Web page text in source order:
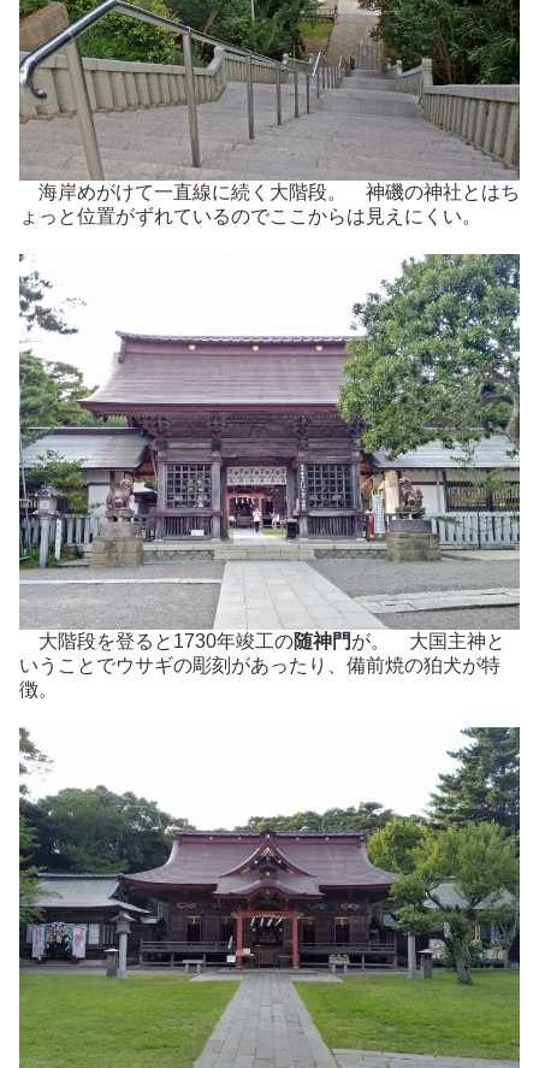
海岸めがけて一直線に続く大階段。 神磯の神社とはち
ょっと位置がずれているのでここからは見えにくい。
大階段を登ると1730年竣工の随神門が。 大国主神と
いうことでウサギの彫刻があったり、備前焼の狛犬が特
徴。